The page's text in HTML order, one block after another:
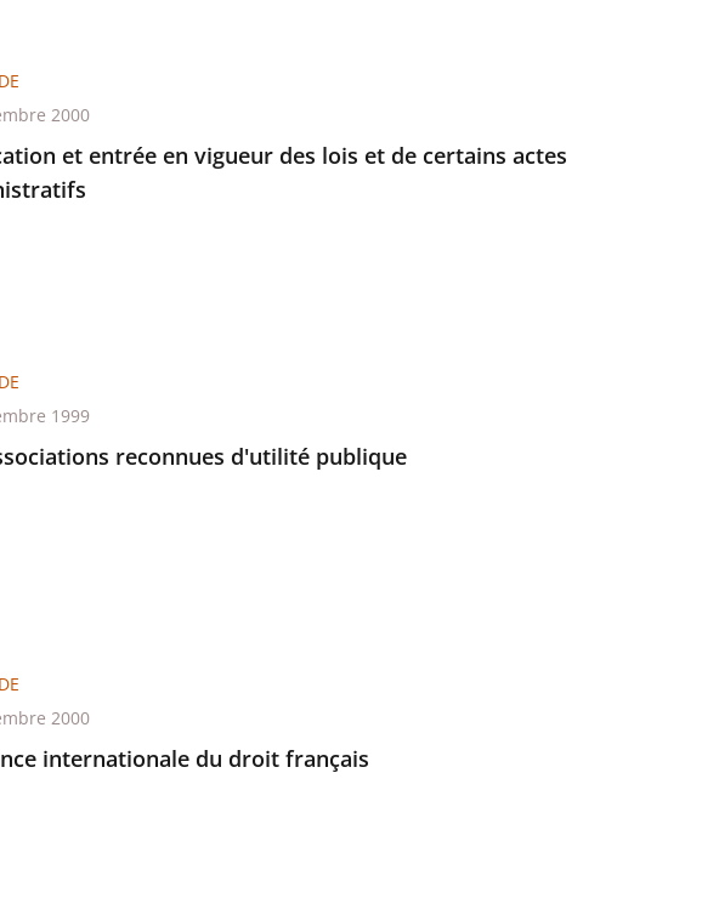
et entrée en vigueur des lois et de certains actes
2000
reconnues d'utilité publique
1999
internationale du droit français
2000